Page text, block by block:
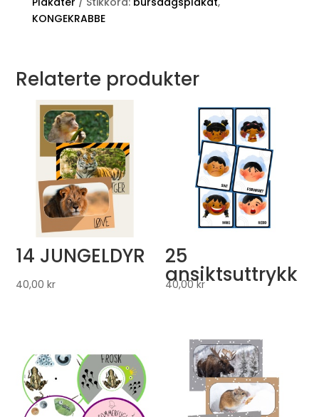
KONGEKRABBE
Relaterte produkter
14 JUNGELDYR
40,00kr
25
ansiktsuttrykk
40,00kr